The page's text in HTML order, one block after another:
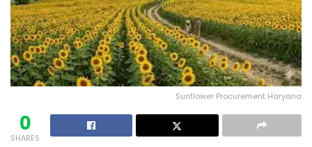
Sunflower Procurement Haryana
0
SHARES